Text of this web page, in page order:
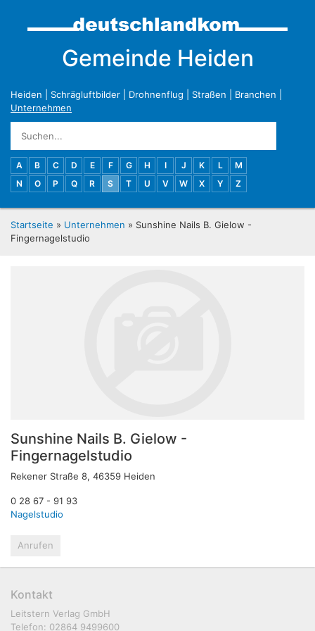
Gemeinde Heiden
Heiden Schrägluftbilder Drohnenflug Straßen Branchen
Unternehmen
A B C D E F G H I J K L
M
N
O P Q R S T U V W X Y Z
Startseite » Unternehmen » Sunshine Nails B. Gielow -
Fingernagelstudio
Sunshine Nails B. Gielow -
Fingernagelstudio
Rekener Straße 8, 46359 Heiden
0 28 67 - 91 93
Nagelstudio
Anrufen
Kontakt
Leitstern Verlag GmbH
Telefon: 02864 9499600